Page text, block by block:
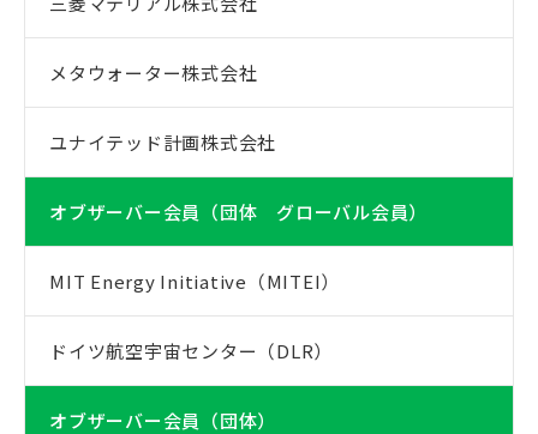
メタウォーター株式会社
ユナイテッド計画株式会社
オブザーバー会員（団体 グローバル会員）
MIT Energy Initiative（MITEI）
ドイツ航空宇宙センター（DLR）
オブザーバー会員（団体）